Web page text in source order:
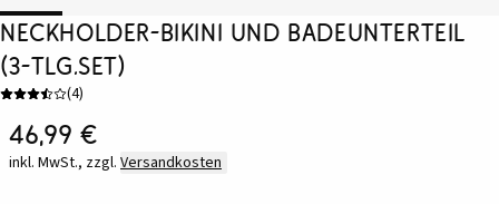
Neckholder-Bikini und Badeunterteil
(3-tlg.Set)
(4)
46,99 €
inkl. MwSt., zzgl. Versandkosten